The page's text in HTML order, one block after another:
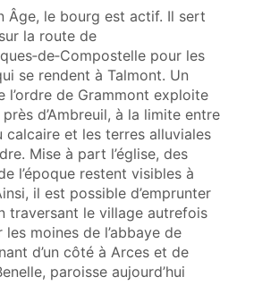
Âge, le bourg est actif. Il sert
la route de
pour les
se rendent à Talmont. Un
l’ordre de Grammont exploite
d’Ambreuil, à la limite entre
calcaire et les terres alluviales
Mise à part l’église, des
l’époque restent visibles à
il est possible d’emprunter
traversant le village autrefois
les moines de l’abbaye de
d’un côté à Arces et de
paroisse aujourd’hui